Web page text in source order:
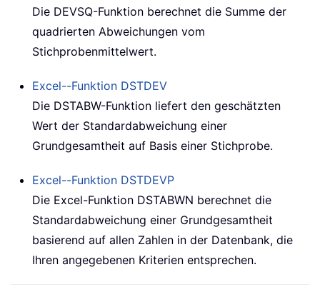
Die DEVSQ-Funktion berechnet die Summe der
quadrierten Abweichungen vom
Stichprobenmittelwert.
Excel--Funktion DSTDEV
Die DSTABW-Funktion liefert den geschätzten
Wert der Standardabweichung einer
Grundgesamtheit auf Basis einer Stichprobe.
Excel--Funktion DSTDEVP
Die Excel-Funktion DSTABWN berechnet die
Standardabweichung einer Grundgesamtheit
basierend auf allen Zahlen in der Datenbank, die
Ihren angegebenen Kriterien entsprechen.